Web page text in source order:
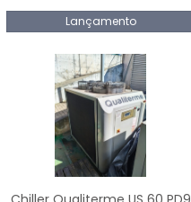
Lançamento